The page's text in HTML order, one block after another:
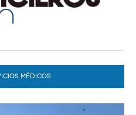
MÉDICOS